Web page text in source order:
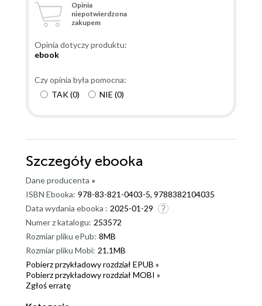
Opinia
niepotwierdzona
zakupem
Opinia dotyczy produktu:
ebook
Czy opinia była pomocna:
TAK(0) NIE (0)
Szczegóły ebooka
Dane producenta »
ISBN Ebooka: 978-83-821-0403-5, 9788382104035
Data wydania ebooka : 2025-01-29
Numer z katalogu: 253572
Rozmiar pliku ePub: 8MB
Rozmiar pliku Mobi: 21.1MB
Pobierz przykładowy rozdział EPUB »
Pobierz przykładowy rozdział MOBI »
Zgłoś erratę